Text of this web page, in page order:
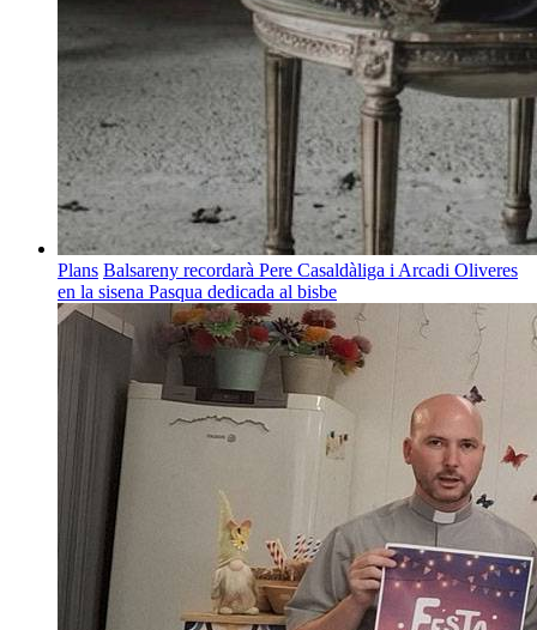
Plans Balsareny recordarà Pere Casaldàliga i Arcadi Oliveres
en la sisena Pasqua dedicada al bisbe